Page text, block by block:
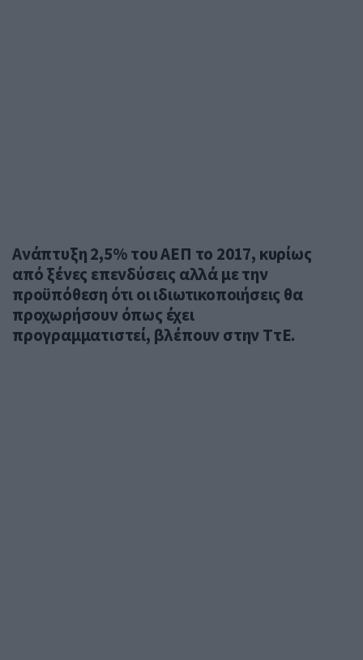
Ανάπτυξη 2,5% του ΑΕΠ το 2017, κυρίως
από ξένες επενδύσεις αλλά με την
προϋπόθεση ότι οι ιδιωτικοποιήσεις θα
προχωρήσουν όπως έχει
προγραμματιστεί, βλέπουν στην ΤτΕ.